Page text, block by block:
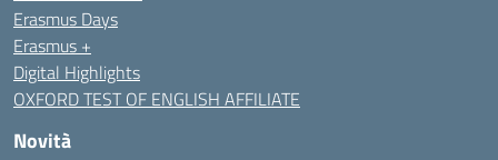
Erasmus Days
Erasmus +
Digital Highlights
OXFORD TEST OF ENGLISH AFFILIATE
Novità